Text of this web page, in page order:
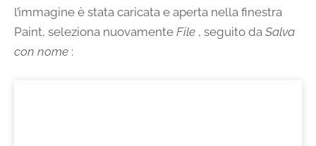
l’immagine è stata caricata e aperta nella finestra
Paint, seleziona nuovamente File , seguito da Salva
con nome :